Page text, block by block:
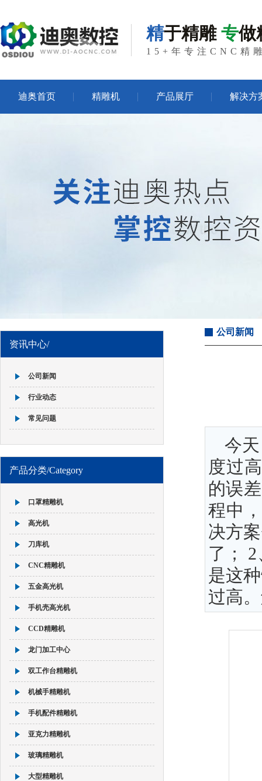
精于精雕 专做
15+年专注CNC精
迪奥首页 精雕机 产品展厅 解决方
资讯中心/
公司新闻
行业动态
常见问题
产品分类/Category
口罩精雕机
高光机
刀库机
CNC精雕机
五金高光机
手机壳高光机
CCD精雕机
龙门加工中心
双工作台精雕机
机械手精雕机
手机配件精雕机
亚克力精雕机
玻璃精雕机
大型精雕机
公司新闻
今
度过
的误
程中
决方
了；
是这
过高